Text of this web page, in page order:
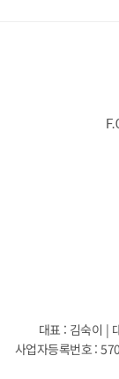
대표 : 김숙이 |
사업자등록번호 :